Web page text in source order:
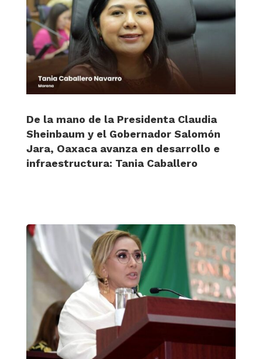
De la mano de la Presidenta Claudia
Sheinbaum y el Gobernador Salomón
Jara, Oaxaca avanza en desarrollo e
infraestructura: Tania Caballero